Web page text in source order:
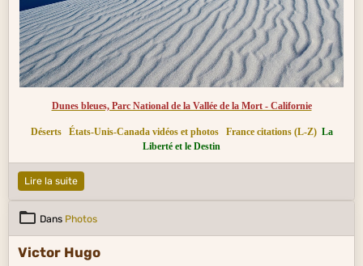
Dunes bleues, Parc National de la Vallée de la Mort - Californie
Déserts États-Unis-Canada vidéos et photos France citations (L-Z) La
Liberté et le Destin
Lire la suite
Dans Photos
Victor Hugo